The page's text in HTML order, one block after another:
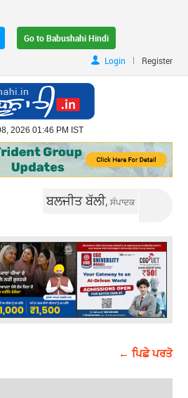
Go to Babushahi Hindi
Login
| Register
2026 01:46 PM IST
ਬਲਜੀਤ ਬੱਲੀ,ਸੰਪਾਦਕ
← ਪਿਛੇ ਪਰਤੋ